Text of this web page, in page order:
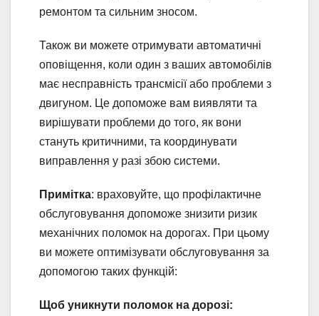
ремонтом та сильним зносом.
Також ви можете отримувати автоматичні
оповіщення, коли один з ваших автомобілів
має несправність трансмісії або проблеми з
двигуном. Це допоможе вам виявляти та
вирішувати проблеми до того, як вони
стануть критичними, та координувати
виправлення у разі збою системи.
Примітка: враховуйте, що профілактичне
обслуговування допоможе знизити ризик
механічних поломок на дорогах. При цьому
ви можете оптимізувати обслуговування за
допомогою таких функцій:
Щоб уникнути поломок на дорозі: